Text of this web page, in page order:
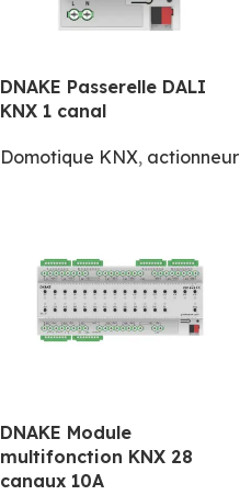
DNAKE Passerelle DALI
KNX 1 canal
Domotique KNX, actionneur
DNAKE Module
multifonction KNX 28
canaux 10A